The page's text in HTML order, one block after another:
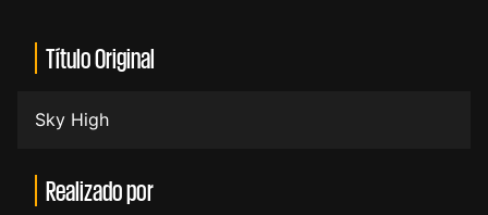
Título Original
Sky High
Realizado por